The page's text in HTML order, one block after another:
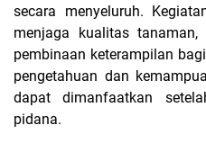
secara menyeluruh.
menjaga kualitas
pembinaan keterampilan
pengetahuan dan
dapat dimanfaatkan
pidana.